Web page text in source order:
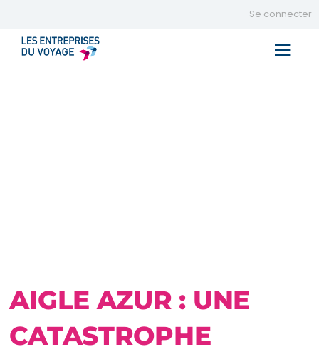
Se connecter
AIGLE AZUR : UNE
CATASTROPHE